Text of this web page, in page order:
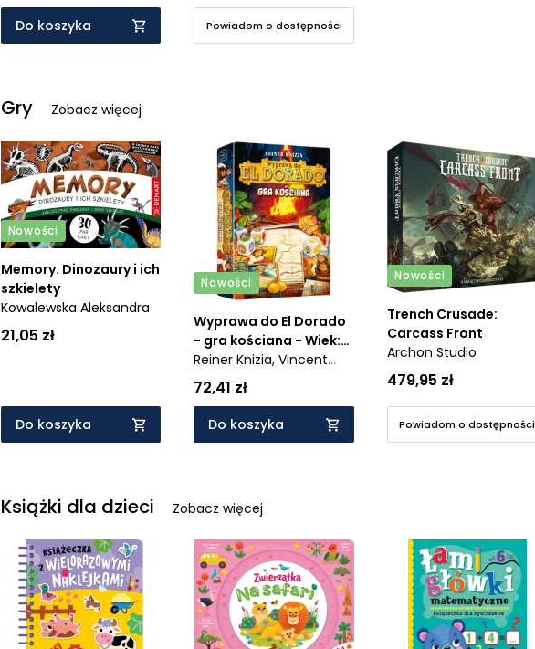
Do koszyka Powiadom o dostępności
Gry Zobacz więcej
Nowości
Memory. Dinozaury i ich
szkielety
Kowalewska Aleksandra
21,05 zł
Do koszyka
Nowości
Wyprawa do El Dorado
- gra kościana - Wiek:
10+
Reiner Knizia,Vincent
Dutrait
72,41 zł
Do koszyka
Nowości
Trench Crusade:
Carcass Front
Archon Studio
479,95 zł
Powiadom o dostępności
Książki dla dzieci Zobacz więcej